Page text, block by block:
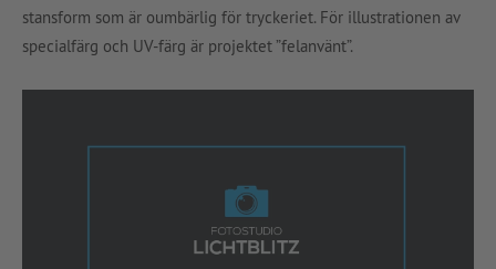
stansform som är oumbärlig för tryckeriet. För illustrationen av
specialfärg och UV-färg är projektet ”felanvänt”.